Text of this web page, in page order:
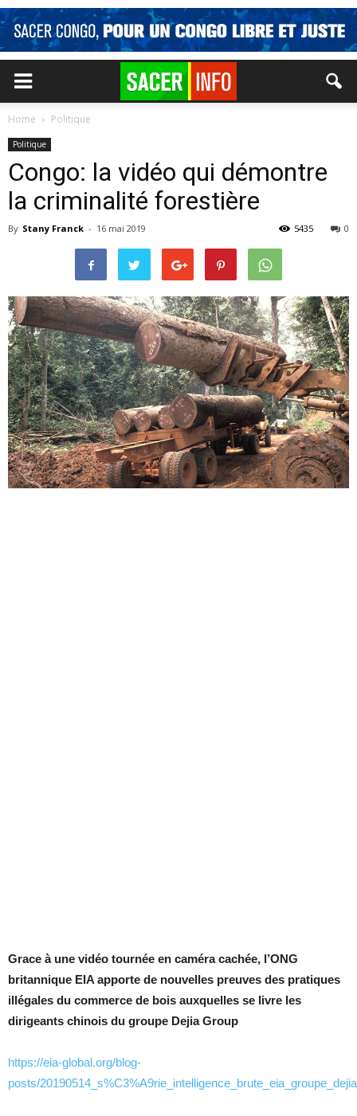
Home Politique
Politique
Congo: la vidéo qui démontre
la criminalité forestière
By Stany Franck - 16 mai 2019 0
5435
Grace à une vidéo tournée en caméra cachée, l’ONG
britannique EIA apporte de nouvelles preuves des pratiques
illégales du commerce de bois auxquelles se livre les
dirigeants chinois du groupe Dejia Group
https://eia-global.org/blog-
posts/20190514_s%C3%A9rie_intelligence_brute_eia_groupe_dejia